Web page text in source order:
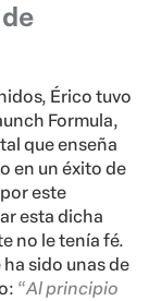
Érico tuvo
Formula,
que enseña
en un éxito de
este
esta dicha
no le tenía fé.
sido unas de
“Al principio